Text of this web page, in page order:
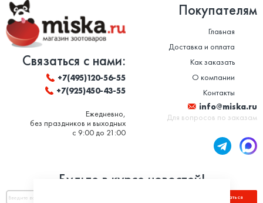
Связаться с нами:
+7(495)120-56-55
+7(925)450-43-55
Ежедневно,
без праздников и выходных
с 9:00 до 21:00
Покупателям
Главная
Доставка и оплата
Как заказать
О компании
Контакты
info@miska.ru
Для вопросов по заказам
Будьте в курсе новостей!
Подписаться